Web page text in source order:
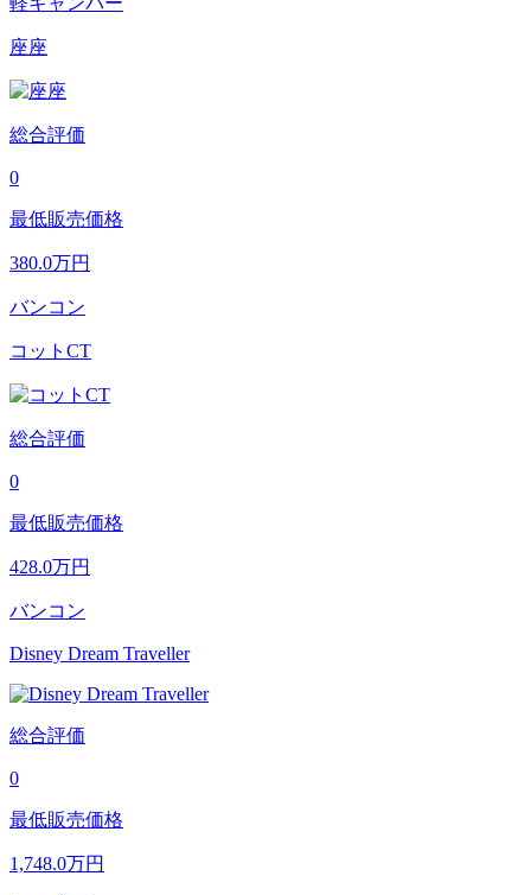
座座
総合評価
0
最低販売価格
380.0万円
バンコン
コットCT
総合評価
0
最低販売価格
428.0万円
バンコン
Disney Dream Traveller
総合評価
0
最低販売価格
1,748.0万円